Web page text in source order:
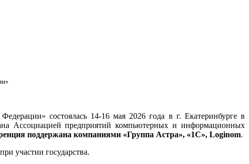
состоялась 14-16 мая 2026 года в г. Екатеринбурге в
Ассоциацией предприятий компьютерных и информационных
поддержана компаниями «Группа Астра», «1С», Loginom.
участии государства.